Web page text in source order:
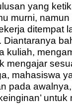
yang
murni,
ditempat
Diantaranya
kuliah,
mengajar
mahasiswa
pada